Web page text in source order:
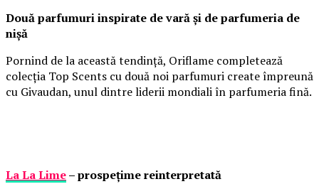
Două parfumuri inspirate de vară și de parfumeria de
nișă
Pornind de la această tendință, Oriflame completează
colecția Top Scents cu două noi parfumuri create împreună
cu Givaudan, unul dintre liderii mondiali în parfumeria fină.
La La Lime– prospețime reinterpretată